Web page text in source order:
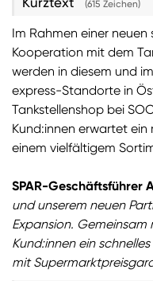
Sie wollen
Produktneuheiten,
erhalten? Dann
Newsletteran:
Zum
(615 Zeichen)
Im Rahmen einer
Kooperation mit dem
werden in diesem und
express-Standorte in
Tankstellenshop bei
Kund:innen erwartet
einem vielfältigem
SPAR-Geschäftsführer
und unserem neuen
Expansion. Gemeinsam
Kund:innen ein
mit